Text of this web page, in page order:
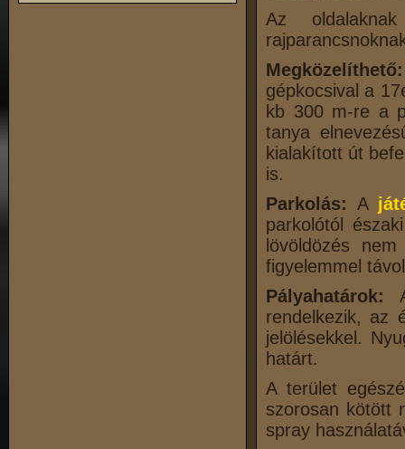
Az
gépkocsival a
kb 300 m-re a
tanya
kialakított út
is.
Parkolás: A
parkolótól
lövöldözés
figyelemmel
Pályahatárok:
rendelkezik, az
jelölésekkel.
határt.
A terület
szorosan kötött
spray